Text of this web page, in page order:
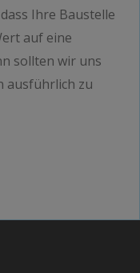
Ihre Baustelle
auf eine
sollten wir uns
ausführlich zu